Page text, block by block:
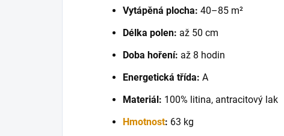
Vytápěná plocha: 40–85 m²
Délka polen: až 50 cm
Doba hoření: až 8 hodin
Energetická třída: A
Materiál: 100% litina, antracitový lak
Hmotnost: 63 kg